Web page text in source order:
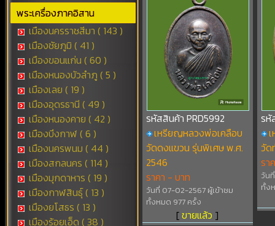
พระเครื่องภาคอิสาน
เมืองนครราชสีมา ( 143 )
เมืองชัยภูมิ ( 41 )
เมืองขอนแก่น ( 60 )
เมืองหนองบัวลำภู ( 5 )
เมืองเลย ( 19 )
เมืองอุดรธานี ( 49 )
เมืองหนองคาย ( 42 )
เมืองบึงกาฬ ( 6 )
เมืองนครพนม ( 44 )
เมืองสกลนคร ( 114 )
เมืองมุกดาหาร ( 19 )
เมืองกาฬสินธุ์ ( 13 )
เมืองยโสธร ( 13 )
เมืองร้อยเอ็ด ( 38 )
รหัสสินค้า PRD5992
เหรียญหลวงพ่อเคลือบ
วัดดงแขวน รุ่นพิเศษ พ.ศ.
2546
ราคา - บาท
วันที่ 07-02-2567 ผู้เข้าชม
ทั้งหมด 977 ครั้ง
[ขายแล้ว ]
รหั
วัด
รา
วัน
ทั้ง